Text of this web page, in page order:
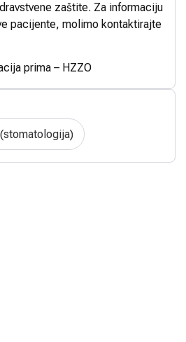
zaštite. Za informaciju
pacijente, molimo kontaktirajte
prima – HZZO